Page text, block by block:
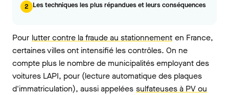
2 Les techniques les plus répandues et leurs conséquences
Pour lutter contre la fraude au stationnement en France,
certaines villes ont intensifié les contrôles. On ne
compte plus le nombre de municipalités employant des
voitures LAPI, pour (lecture automatique des plaques
d'immatriculation), aussi appelées sulfateuses à PV ou